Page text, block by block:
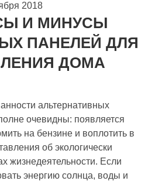
2018
И МИНУСЫ
ПАНЕЛЕЙ ДЛЯ
ДОМА
альтернативных
очевидны: появляется
на бензине и воплотить в
об экологически
жизнедеятельности. Если
энергию солнца, воды и